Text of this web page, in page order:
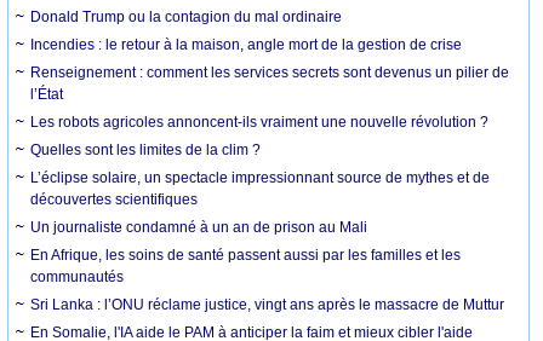
Donald Trump ou la contagion du mal ordinaire
Incendies : le retour à la maison, angle mort de la gestion de crise
Renseignement : comment les services secrets sont devenus un pilier de
l’État
Les robots agricoles annoncent-ils vraiment une nouvelle révolution ?
Quelles sont les limites de la clim ?
L’éclipse solaire, un spectacle impressionnant source de mythes et de
découvertes scientifiques
Un journaliste condamné à un an de prison au Mali
En Afrique, les soins de santé passent aussi par les familles et les
communautés
Sri Lanka : l’ONU réclame justice, vingt ans après le massacre de Muttur
En Somalie, l'IA aide le PAM à anticiper la faim et mieux cibler l'aide